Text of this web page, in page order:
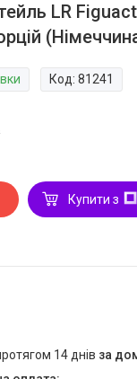
LR
Код:81241
Купити з
14 днів за